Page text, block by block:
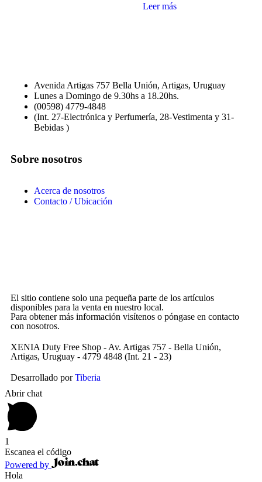
Leer más
Avenida Artigas 757 Bella Unión, Artigas, Uruguay
Lunes a Domingo de 9.30hs a 18.20hs.
(00598) 4779-4848
(Int. 27-Electrónica y Perfumería, 28-Vestimenta y 31-
Bebidas )
Sobre nosotros
Acerca de nosotros
Contacto / Ubicación
El sitio contiene solo una pequeña parte de los artículos
disponibles para la venta en nuestro local.
Para obtener más información visítenos o póngase en contacto
con nosotros.
XENIA Duty Free Shop - Av. Artigas 757 - Bella Unión,
Artigas, Uruguay - 4779 4848 (Int. 21 - 23)
Desarrollado porTiberia
Abrir chat
1
Escanea el código
Powered by
Hola